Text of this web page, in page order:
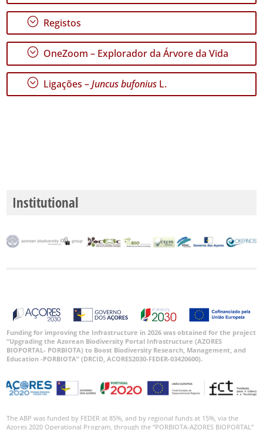
✓
São
Miguel
✓
Santa
Maria
351
P3
Intervalo
de
GBIF -
Ocorrências
🔗 GBIF
Portugal
World
; Registos
; OneZoom – Explorador da Árvore da Vida
; Ligações –Juncus bufonius L.
Institutional
Funding for improving the Infrastructure in 2026 was obtained for the project
“Upgrading the Azorean Biodiversity Portal Infrastructure (AZORES
BIOPORTAL- PORBIOTA) to Boost Biodiversity Research, Management, and
Education -PORBIOTA” (DRCID, ACORES2030-FEDER-03420600).
The ABP was funded by FEDER at 85%, and by regional funds at 15%, via the
Azores 2020 Operational Program, through the “PORBIOTA-AZORES BIOPORTAL”